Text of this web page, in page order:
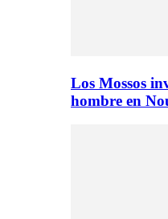
Los Mossos
hombre en